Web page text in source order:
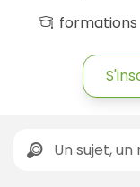
formations